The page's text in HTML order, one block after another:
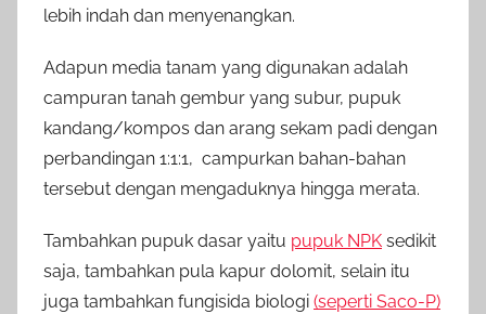
lebih indah dan menyenangkan.
Adapun media tanam yang digunakan adalah
campuran tanah gembur yang subur, pupuk
kandang/kompos dan arang sekam padi dengan
perbandingan 1:1:1, campurkan bahan-bahan
tersebut dengan mengaduknya hingga merata.
Tambahkan pupuk dasar yaitu pupuk NPK sedikit
saja, tambahkan pula kapur dolomit, selain itu
juga tambahkan fungisida biologi (seperti Saco-P)